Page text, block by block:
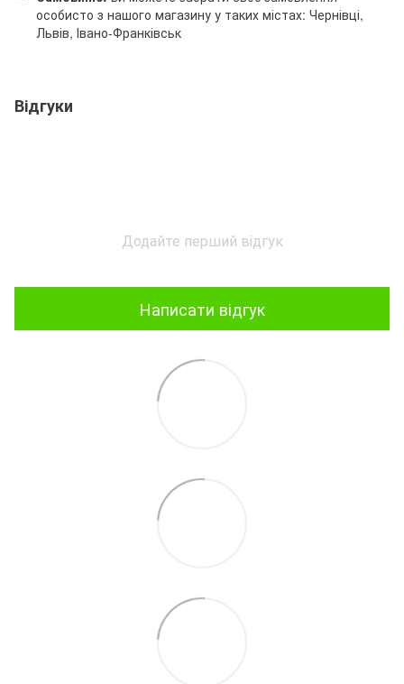
особисто з нашого магазину у таких містах: Чернівці,
Львів, Івано-Франківськ
Відгуки
Додайте перший відгук
Написати відгук